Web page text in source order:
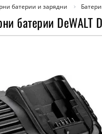
батерии и зарядни
батерии DeWALT